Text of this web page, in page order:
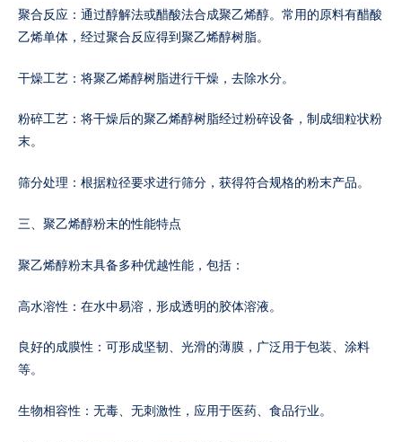
聚合反应：通过醇解法或醋酸法合成聚乙烯醇。常用的原料有醋酸
乙烯单体，经过聚合反应得到聚乙烯醇树脂。
干燥工艺：将聚乙烯醇树脂进行干燥，去除水分。
粉碎工艺：将干燥后的聚乙烯醇树脂经过粉碎设备，制成细粒状粉
末。
筛分处理：根据粒径要求进行筛分，获得符合规格的粉末产品。
三、聚乙烯醇粉末的性能特点
聚乙烯醇粉末具备多种优越性能，包括：
高水溶性：在水中易溶，形成透明的胶体溶液。
良好的成膜性：可形成坚韧、光滑的薄膜，广泛用于包装、涂料
等。
生物相容性：无毒、无刺激性，应用于医药、食品行业。